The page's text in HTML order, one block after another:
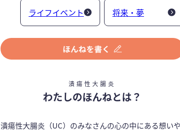
ライフイベント 将来・夢
潰瘍性大腸炎
わたしのほんねとは？
潰瘍性大腸炎（UC）のみなさんの心の中にある想いや